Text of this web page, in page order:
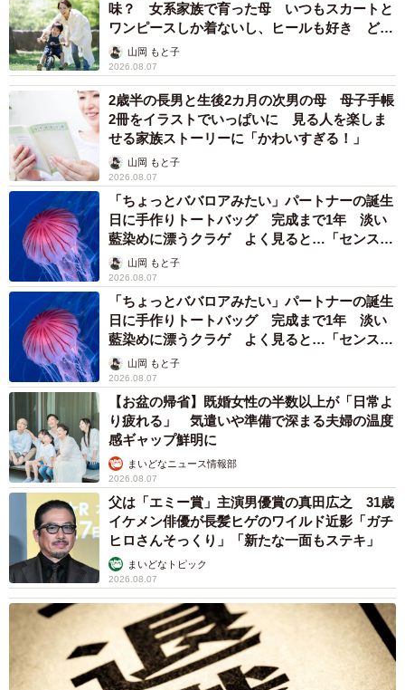
（瀬尾一樹さん提供）
瀬尾一樹さん関連情報
Xアカウント： https://x.com/kusanonamaesay
「科で見分けて楽しむ 雑草観察図鑑」（山と渓谷社）：
https://yamakei.co.jp/products/2824580520.html
「樹木医がおしえる 木のすごい仕組み」（ベレ出版）：
味？ 女系家族で育った母 いつもスカートと
ワンピースしか着ないし、ヒールも好き どの
へんが…
山岡 もと子
2026.08.07
2歳半の長男と生後2カ月の次男の母 母子手帳
2冊をイラストでいっぱいに 見る人を楽しま
せる家族ストーリーに「かわいすぎる！」
山岡 もと子
2026.08.07
「ちょっとババロアみたい」パートナーの誕生
日に手作りトートバッグ 完成まで1年 淡い
藍染めに漂うクラゲ よく見ると…「センスす
ごい」山岡 もと子
2026.08.07
「ちょっとババロアみたい」パートナーの誕生
日に手作りトートバッグ 完成まで1年 淡い
藍染めに漂うクラゲ よく見ると…「センスす
ごい」山岡 もと子
2026.08.07
【お盆の帰省】既婚女性の半数以上が「日常よ
り疲れる」 気遣いや準備で深まる夫婦の温度
感ギャップ鮮明に
まいどなニュース情報部
2026.08.07
父は「エミー賞」主演男優賞の真田広之 31歳
イケメン俳優が長髪ヒゲのワイルド近影「ガチ
ヒロさんそっくり」「新たな一面もステキ」
まいどなトピック
2026.08.07